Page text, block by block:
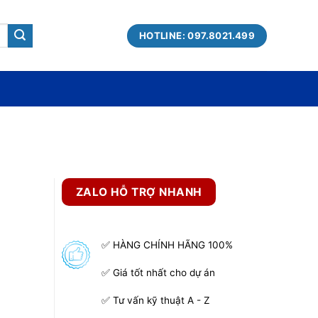
HOTLINE: 097.8021.499
ZALO HỖ TRỢ NHANH
✅ HÀNG CHÍNH HÃNG 100%
✅ Giá tốt nhất cho dự án
✅ Tư vấn kỹ thuật A - Z